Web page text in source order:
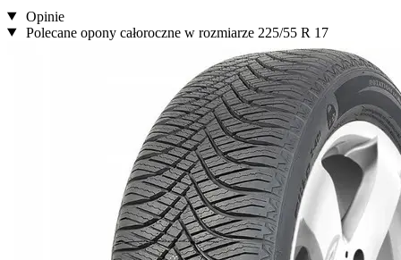
Opinie
Polecane opony całoroczne w rozmiarze 225/55 R 17